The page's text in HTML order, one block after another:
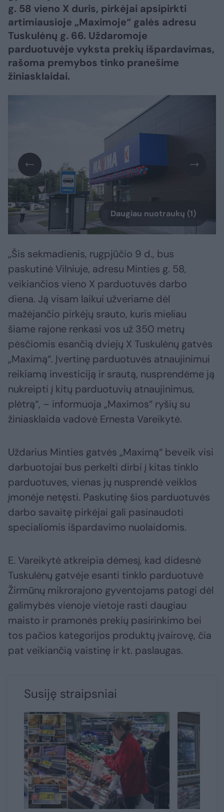
g. 58 vieno X duris, pirkėjai apsipirkti
artimiausioje „Maximoje“ galės adresu
Tuskulėnų g. 66. Uždaromoje
parduotuvėje vyksta prekių išpardavimas,
rašoma premybos tinko pranešime
žiniasklaidai.
Daugiau nuotraukų (1)
„Šis sekmadienis, rugpjūčio 9 d., bus
paskutinė Vilniuje, adresu Minties g. 58,
veikiančios vieno X parduotuvės darbo
diena. Ją visam laikui užveriame dėl
mažėjančio pirkėjų srauto, kuris mieliau
šiame rajone renkasi vos už 350 metrų
pėsčiomis esančią dviejų X Tuskulėnų gatvės
„Maximą“. Įvertinę parduotuvės atnaujinimui
reikiamą investiciją ir srautą, nusprendėme ją
nukreipti į kitų parduotuvių atnaujinimus,
plėtrą“, – informuoja „Maximos“ ryšių su
žiniasklaida vadovė Ernesta Vareikytė.
Uždarius Minties gatvės „Maximą“ beveik visi
darbuotojai bus perkelti dirbi į kitas tinklo
parduotuves, vienas jų nusprendė veiklos
įmonėje netęsti. Paskutinę šios parduotuvės
darbo savaitę pirkėjai gali pasinaudoti
specialiomis išpardavimo nuolaidomis.
E. Vareikytė atkreipia dėmesį, kad didesnė
Tuskulėnų gatvėje esanti tinklo parduotuvė
Žirmūnų mikrorajono gyventojams patogi dėl
galimybės vienoje vietoje rasti daugiau
maisto ir pramonės prekių pasirinkimo bei
tos pačios kategorijos produktų įvairovę, čia
pat veikiančią vaistinę ir kt. paslaugas.
Susiję straipsniai